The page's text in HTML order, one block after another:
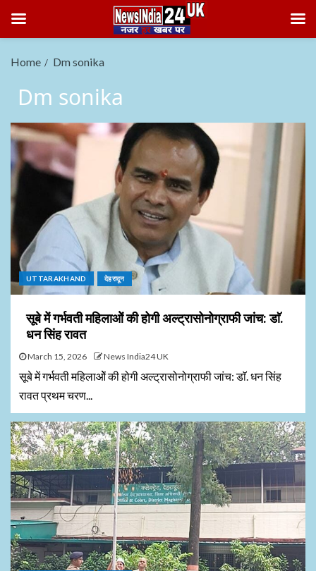
Home Dm sonika
Dm sonika
UTTARAKHAND देहरादून
सूबे में गर्भवती महिलाओें की होगी अल्ट्रासोनोग्राफी जांच: डाॅ.
धन सिंह रावत
March 15, 2026 News India24 UK
सूबे में गर्भवती महिलाओें की होगी अल्ट्रासोनोग्राफी जांच: डाॅ. धन सिंह
रावत प्रथम चरण...